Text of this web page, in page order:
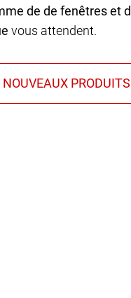
de de fenêtres et
vous attendent.